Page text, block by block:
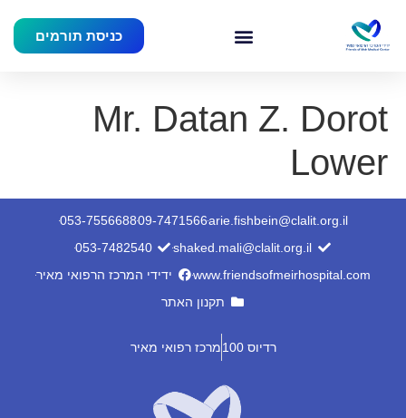
כניסת תורמים
Mr. Datan Z. Dorot
Lower
arie.fishbein@clalit.org.il
09-7471566
053-7556688
shaked.mali@clalit.org.il
053-7482540
www.friendsofmeirhospital.com
ידידי המרכז הרפואי מאיר
תקנון האתר
רדיוס 100 מרכז רפואי מאיר